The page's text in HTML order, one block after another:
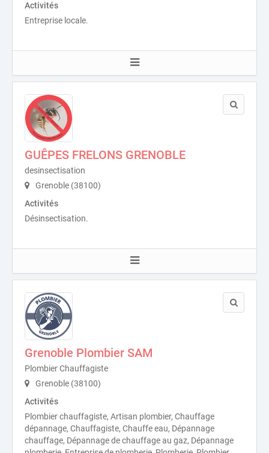
Activités
Entreprise locale.
GUÊPES FRELONS GRENOBLE
desinsectisation
Grenoble (38100)
Activités
Désinsectisation.
Grenoble Plombier SAM
Plombier Chauffagiste
Grenoble (38100)
Activités
Plombier chauffagiste, Artisan plombier, Chauffage
dépannage, Chauffagiste, Chauffe eau, Dépannage
chauffage, Dépannage de chauffage au gaz, Dépannage